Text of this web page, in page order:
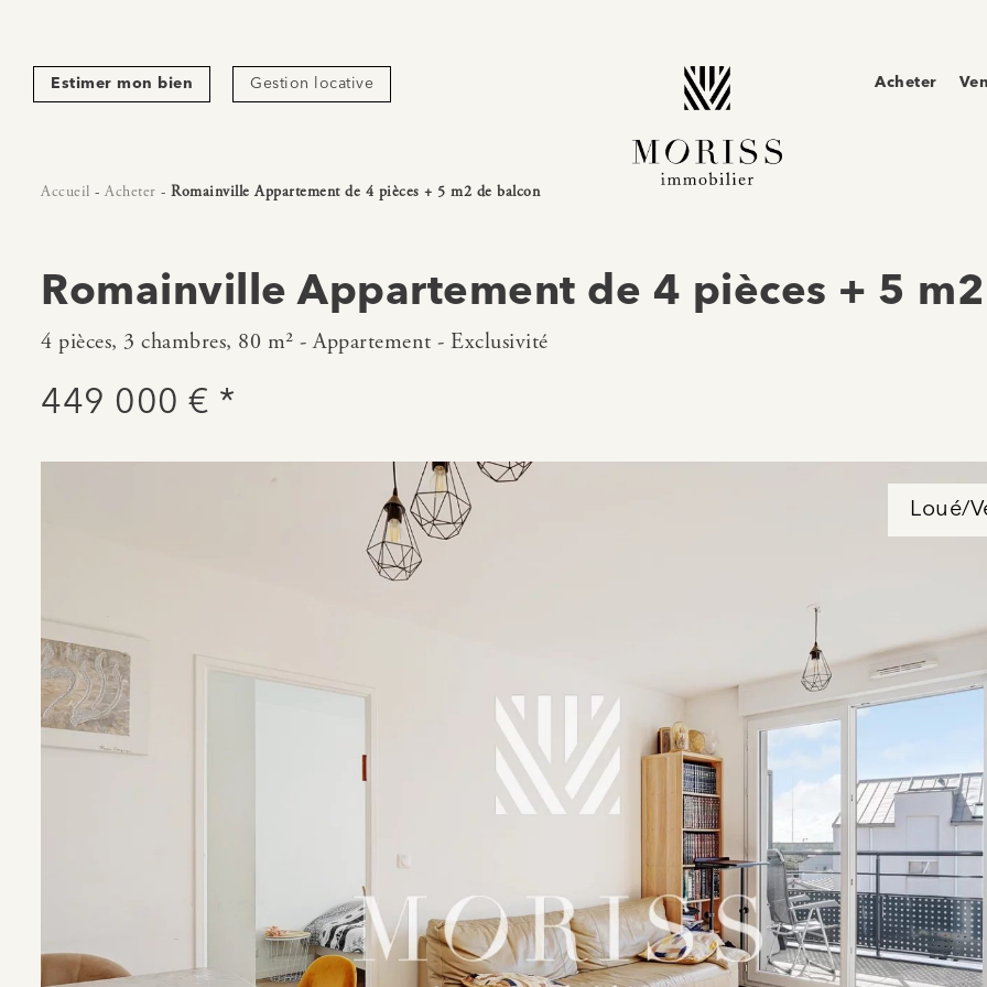
Estimer mon bien Gestion locative Acheter
Accueil - Acheter - Romainville Appartement de 4 pièces + 5 m2 de balcon
Romainville Appartement de 4 pièces + 5
4 pièces, 3 chambres, 80 m² - Appartement - Exclusivité
449 000 € *
Loué/